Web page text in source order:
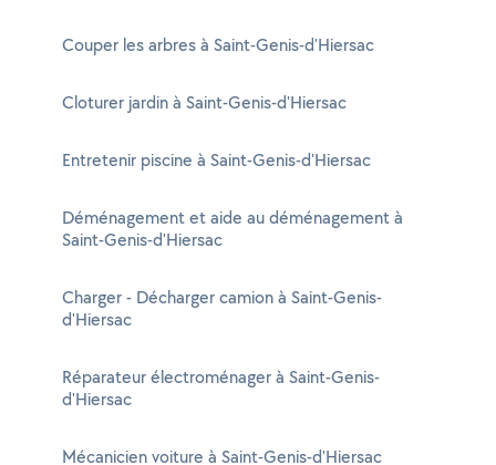
Couper les arbres à Saint-Genis-d'Hiersac
Cloturer jardin à Saint-Genis-d'Hiersac
Entretenir piscine à Saint-Genis-d'Hiersac
Déménagement et aide au déménagement à
Saint-Genis-d'Hiersac
Charger - Décharger camion à Saint-Genis-
d'Hiersac
Réparateur électroménager à Saint-Genis-
d'Hiersac
Mécanicien voiture à Saint-Genis-d'Hiersac